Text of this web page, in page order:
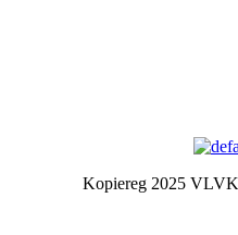
Kopiereg 2025